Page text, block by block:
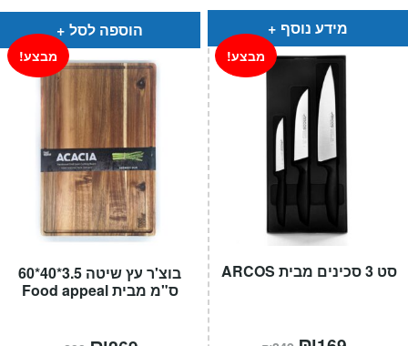
היה:
₪99.
הוא:
הוספה לסל
היה:
₪169.
הוא:
מידע נוסף
בוצ'ר עץ שיטה 3.5*40*60
ס"מ מבית Food appeal
מבצע!
המחיר
סט 3 סכינים מבית ARCOS
מבצע!
המחיר